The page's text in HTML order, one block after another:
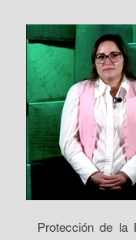
Protección de la